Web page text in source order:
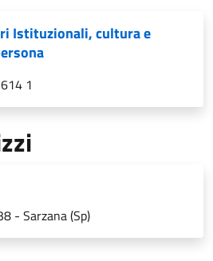
Istituzionali, cultura e
1
- Sarzana (Sp)